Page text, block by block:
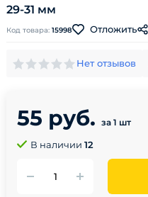
29-31 мм
Код товара: 15998 Отложить
Нет отзывов
55 руб. за 1 шт
В наличии 12